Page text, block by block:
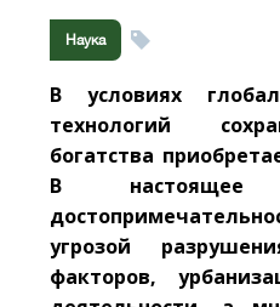
Наука
В условиях
технологий
богатства
В настоящее
угрозой
факторов,